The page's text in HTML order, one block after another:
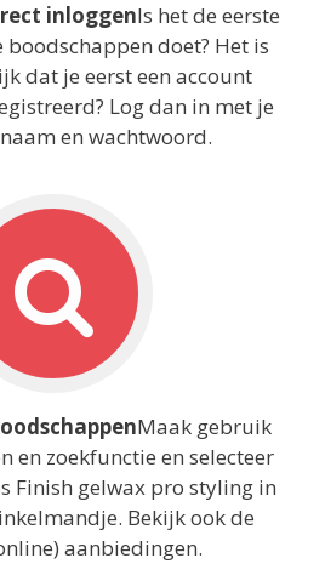
inloggenIs het de eerste
doet? Het is
dat je eerst een account
Log dan in met je
en wachtwoord.
Maak gebruik
en zoekfunctie en selecteer
Finish gelwax pro styling in
Bekijk ook de
aanbiedingen.